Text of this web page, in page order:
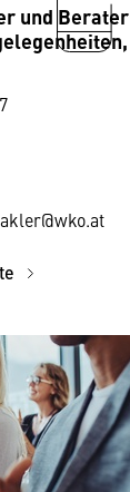
und Berater